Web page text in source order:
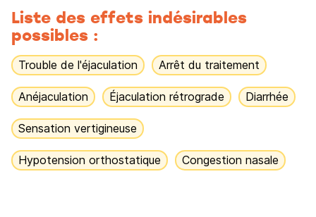
Liste des effets indésirables
possibles :
Trouble de l'éjaculation Arrêt du traitement
Anéjaculation Éjaculation rétrograde Diarrhée
Sensation vertigineuse
Hypotension orthostatique Congestion nasale